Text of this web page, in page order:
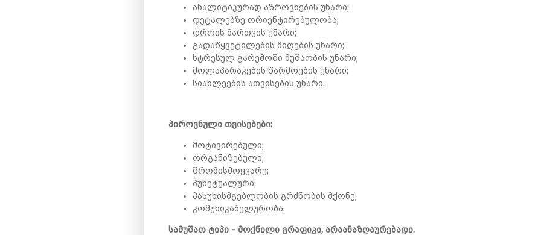
ანალიტიკურად აზროვნების უნარი;
დეტალებზე ორიენტირებულობა;
დროის მართვის უნარი;
გადაწყვეტილების მიღების უნარი;
სტრესულ გარემოში მუშაობის უნარი;
მოლაპარაკების წარმოების უნარი;
სიახლეების ათვისების უნარი.
პიროვნული თვისებები:
მოტივირებული;
ორგანიზებული;
შრომისმოყვარე;
პუნქტუალური;
პასუხისმგებლობის გრძნობის მქონე;
კომუნიკაბელურობა.
სამუშაო ტიპი - მოქნილი გრაფიკი, არაანაზღაურებადი.